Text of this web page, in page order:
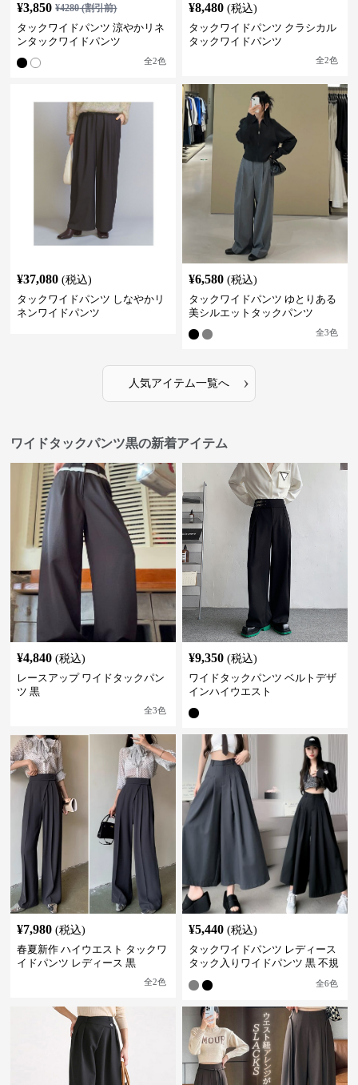
¥3,850 ¥4280(割引前)
タックワイドパンツ 涼やかリネ
ンタックワイドパンツ
全2色
¥8,480 (税込)
タックワイドパンツ クラシカル
タックワイドパンツ
全2色
¥37,080 (税込)
タックワイドパンツ しなやかリ
ネンワイドパンツ
¥6,580 (税込)
タックワイドパンツ ゆとりある
美シルエットタックパンツ
全3色
人気アイテム一覧へ ›
ワイドタックパンツ黒の新着アイテム
¥4,840 (税込)
レースアップ ワイドタックパン
ツ 黒
全3色
¥9,350 (税込)
ワイドタックパンツ ベルトデザ
インハイウエスト
¥7,980 (税込)
春夏新作 ハイウエスト タックワ
イドパンツ レディース 黒
全2色
¥5,440 (税込)
タックワイドパンツ レディース
タック入りワイドパンツ 黒 不規
全6色